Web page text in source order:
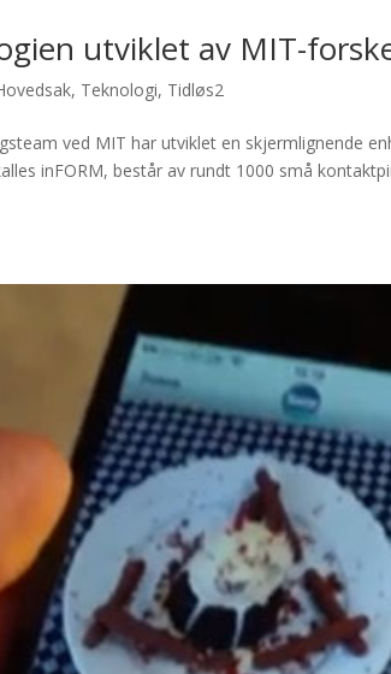
utviklet av MIT-
, Teknologi, Tidløs2
ved MIT har utviklet en skjermlignende
inFORM, består av rundt 1000 små